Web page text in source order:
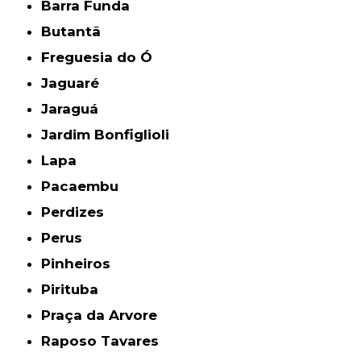
Barra Funda
Butantã
Freguesia do Ó
Jaguaré
Jaraguá
Jardim Bonfiglioli
Lapa
Pacaembu
Perdizes
Perus
Pinheiros
Pirituba
Praça da Arvore
Raposo Tavares